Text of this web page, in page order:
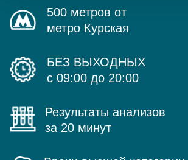
500 метров от
метро Курская
БЕЗ ВЫХОДНЫХ
с 09:00 до 20:00
Результаты анализов
за 20 минут